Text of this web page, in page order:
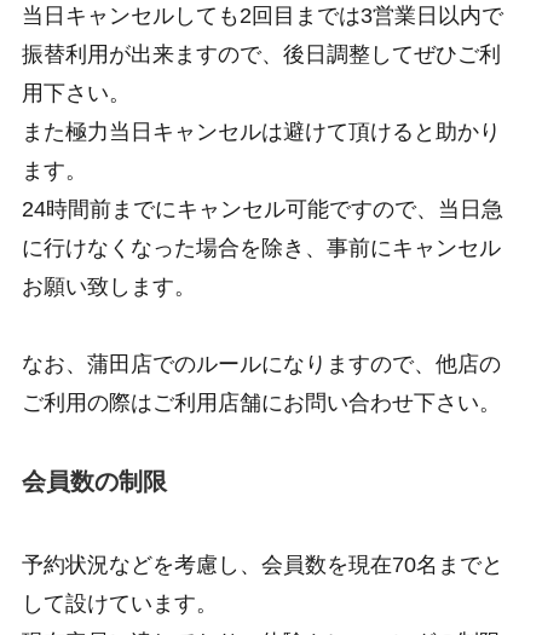
当日キャンセルしても2回目までは3営業日以内で
振替利用が出来ますので、後日調整してぜひご利
用下さい。
また極力当日キャンセルは避けて頂けると助かり
ます。
24時間前までにキャンセル可能ですので、当日急
に行けなくなった場合を除き、事前にキャンセル
お願い致します。
なお、蒲田店でのルールになりますので、他店の
ご利用の際はご利用店舗にお問い合わせ下さい。
会員数の制限
予約状況などを考慮し、会員数を現在70名までと
して設けています。